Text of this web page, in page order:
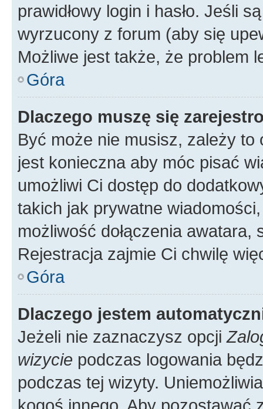
prawidłowy login i hasło. Jeśli
wyrzucony z forum (aby się
Możliwe jest także, że problem
Góra
Dlaczego muszę się
Być może nie musisz, zależy
jest konieczna aby móc pisać
umożliwi Ci dostęp do
takich jak prywatne
możliwość dołączenia
Rejestracja zajmie Ci chwilę
Góra
Dlaczego jestem
Jeżeli nie zaznaczysz opcji
wizycie podczas logowania
podczas tej wizyty.
kogoś innego. Aby pozostawać